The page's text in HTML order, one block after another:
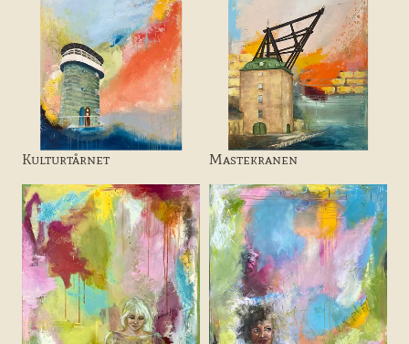
Kulturtårnet Mastekranen